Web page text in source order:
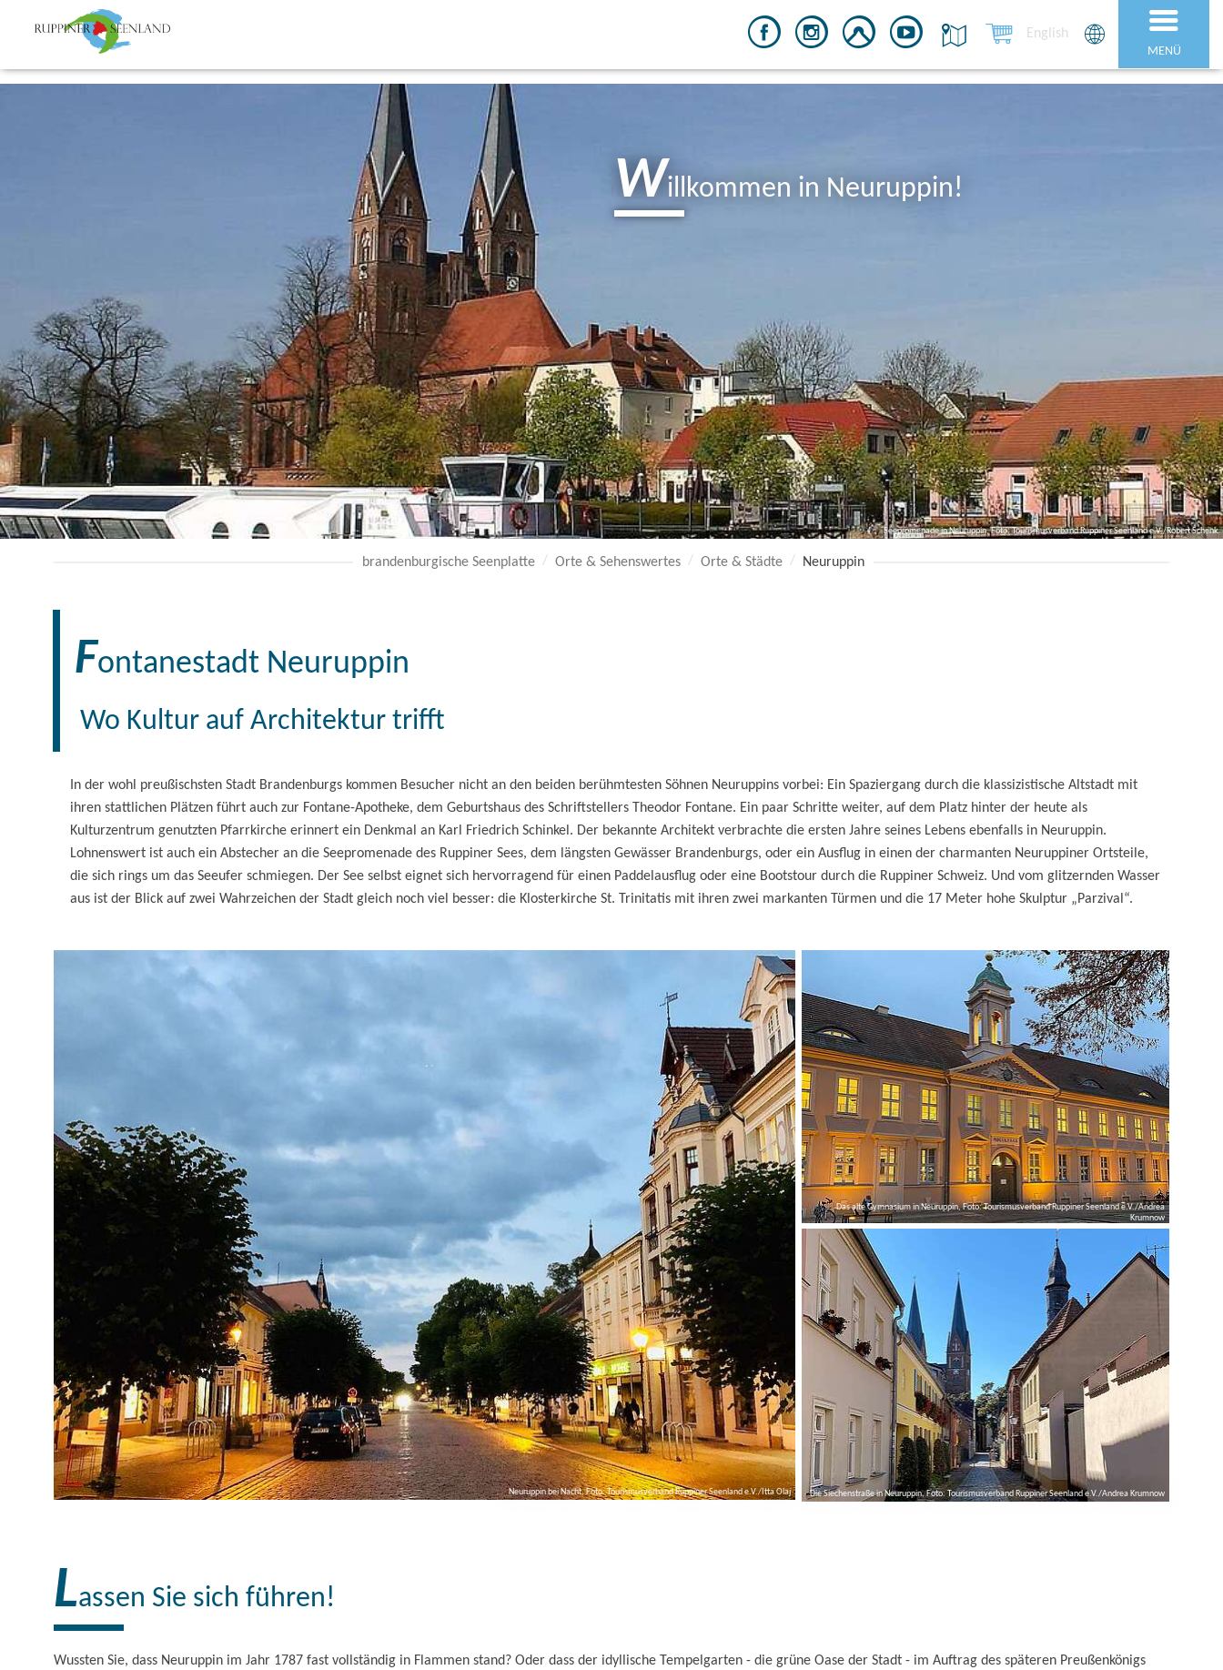
MENÜ
English
Seepromenade in Neuruppin, Foto: Tourismusverband Ruppiner Seenland e.V./Robert Schenk
Willkommen in Neuruppin!
brandenburgische Seenplatte Orte & Sehenswertes Orte & Städte Neuruppin
Fontanestadt Neuruppin
Wo Kultur auf Architektur trifft
In der wohl preußischsten Stadt Brandenburgs kommen Besucher nicht an den beiden berühmtesten Söhnen Neuruppins vorbei: Ein Spaziergang durch die klassizistische Altstadt mit
ihren stattlichen Plätzen führt auch zur Fontane-Apotheke, dem Geburtshaus des Schriftstellers Theodor Fontane. Ein paar Schritte weiter, auf dem Platz hinter der heute als
Kulturzentrum genutzten Pfarrkirche erinnert ein Denkmal an Karl Friedrich Schinkel. Der bekannte Architekt verbrachte die ersten Jahre seines Lebens ebenfalls in Neuruppin.
Lohnenswert ist auch ein Abstecher an die Seepromenade des Ruppiner Sees, dem längsten Gewässer Brandenburgs, oder ein Ausflug in einen der charmanten Neuruppiner Ortsteile,
die sich rings um das Seeufer schmiegen. Der See selbst eignet sich hervorragend für einen Paddelausflug oder eine Bootstour durch die Ruppiner Schweiz. Und vom glitzernden Wasser
aus ist der Blick auf zwei Wahrzeichen der Stadt gleich noch viel besser: die Klosterkirche St. Trinitatis mit ihren zwei markanten Türmen und die 17 Meter hohe Skulptur „Parzival“.
Neuruppin bei Nacht, Foto: Tourismusverband Ruppiner Seenland e.V./Itta Olaj
Das alte Gymnasium in Neuruppin, Foto: Tourismusverband Ruppiner Seenland e.V./Andrea
Krumnow
Die Siechenstraße in Neuruppin, Foto: Tourismusverband Ruppiner Seenland e.V./Andrea Krumnow
Lassen Sie sich führen!
Wussten Sie, dass Neuruppin im Jahr 1787 fast vollständig in Flammen stand? Oder dass der idyllische Tempelgarten - die grüne Oase der Stadt - im Auftrag des späteren Preußenkönigs